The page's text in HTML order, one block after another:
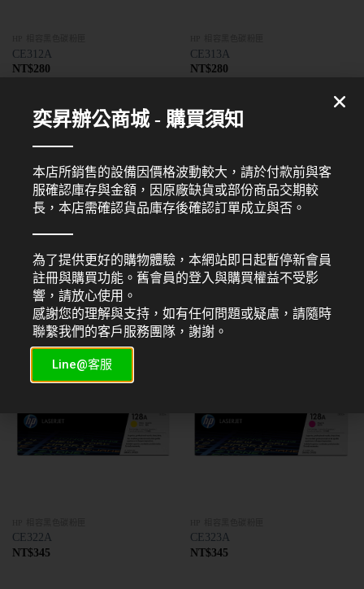
CE312A
NT$280
CE313A
NT$280
HP 相容黑色碳粉匣
CE320A
345
HP 相容黑色碳粉匣
NT$345
CE322A
NT$345
CE323A
NT$345
奕昇辦公商城 - 購買須知
本店所銷售的設備因價格波動較大，請於付款前與客
服確認庫存與金額，因原廠缺貨或部份商品交期較
長，本店需確認貨品庫存後確認訂單成立與否。
為了提供更好的購物體驗，本網站即日起暫停新會員
註冊與購買功能。舊會員的登入與購買權益不受影
響，請放心使用。
感謝您的理解與支持，如有任何問題或疑慮，請隨時
聯繫我們的客戶服務團隊，謝謝。
Line@客服